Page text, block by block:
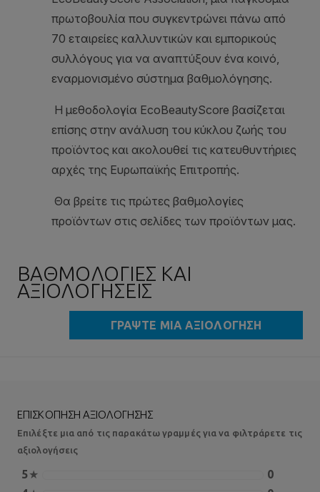
ΒΑΘΜΟΛΟΓΊΕΣ ΚΑΙ
ΑΞΙΟΛΟΓΉΣΕΙΣ
ΓΡΆΨΤΕ ΜΙΑ ΑΞΙΟΛΌΓΗΣΗ
ΕΠΙΣΚΌΠΗΣΗ ΑΞΙΟΛΌΓΗΣΗΣ
Επιλέξτε μια από τις παρακάτω γραμμές για να φιλτράρετε τις
αξιολογήσεις
5★
0